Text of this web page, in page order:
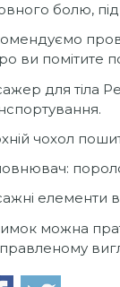
болю,
ви помітите
для тіла
чохол
елементи
можна